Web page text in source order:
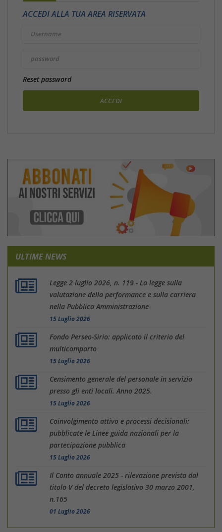
ACCEDI ALLA TUA AREA RISERVATA
Reset password
ULTIME NEWS
Legge 2 luglio 2026, n. 119 - La legge sulla
valutazione della performance e sulla carriera
nella Pubblica Amministrazione
15 Luglio 2026
Fondo Perseo-Sirio: applicato il criterio del
multicomparto
15 Luglio 2026
Censimento generale del personale in servizio
presso gli enti locali. Anno 2025.
15 Luglio 2026
Coinvolgimento attivo e processi decisionali:
pubblicate le Linee guida nazionali per la
partecipazione pubblica
15 Luglio 2026
Il Conto annuale 2025 - rilevazione prevista dal
titolo V del decreto legislativo 30 marzo 2001,
n.165
01 Luglio 2026